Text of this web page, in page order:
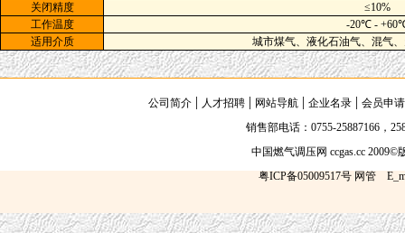
关闭精度
≤10%
工作温度
-20℃ -
适用介质
城市煤气、液化石油气、混气